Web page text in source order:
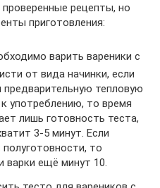
рецепты, но
приготовления:
варить вареники с
от вида начинки, если
тепловую
употреблению, то время
лишь готовность теста,
3-5 минут. Если
то
варки ещё минут 10.